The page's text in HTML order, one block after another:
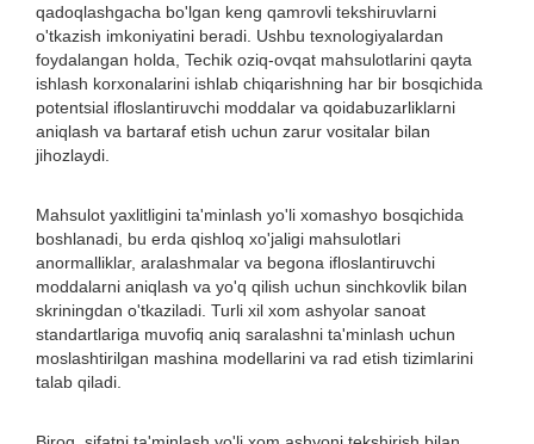
qadoqlashgacha bo'lgan keng qamrovli tekshiruvlarni
o'tkazish imkoniyatini beradi. Ushbu texnologiyalardan
foydalangan holda, Techik oziq-ovqat mahsulotlarini qayta
ishlash korxonalarini ishlab chiqarishning har bir bosqichida
potentsial ifloslantiruvchi moddalar va qoidabuzarliklarni
aniqlash va bartaraf etish uchun zarur vositalar bilan
jihozlaydi.
Mahsulot yaxlitligini ta'minlash yo'li xomashyo bosqichida
boshlanadi, bu erda qishloq xo'jaligi mahsulotlari
anormalliklar, aralashmalar va begona ifloslantiruvchi
moddalarni aniqlash va yo'q qilish uchun sinchkovlik bilan
skriningdan o'tkaziladi. Turli xil xom ashyolar sanoat
standartlariga muvofiq aniq saralashni ta'minlash uchun
moslashtirilgan mashina modellarini va rad etish tizimlarini
talab qiladi.